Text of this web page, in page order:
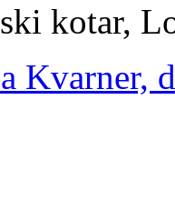
kotar,
Kvarner,